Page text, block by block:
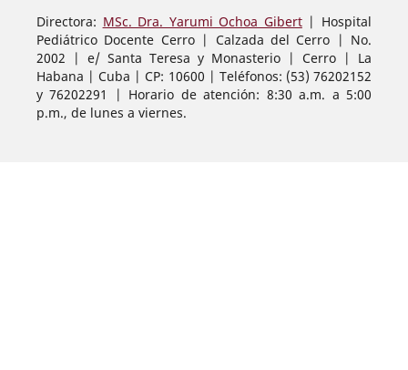
Directora: MSc. Dra. Yarumi Ochoa Gibert| Hospital
Pediátrico Docente Cerro | Calzada del Cerro | No.
2002 | e/ Santa Teresa y Monasterio | Cerro | La
Habana | Cuba | CP: 10600 | Teléfonos: (53) 76202152
y 76202291 | Horario de atención: 8:30 a.m. a 5:00
p.m., de lunes a viernes.